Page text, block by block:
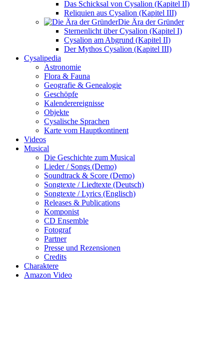
Das Schicksal von Cysalion (Kapitel II)
Reliquien aus Cysalion (Kapitel III)
Die Ära der Gründer
Sternenlicht über Cysalion (Kapitel I)
Cysalion am Abgrund (Kapitel II)
Der Mythos Cysalion (Kapitel III)
Cysalipedia
Astronomie
Flora & Fauna
Geografie & Genealogie
Geschöpfe
Kalenderereignisse
Objekte
Cysalische Sprachen
Karte vom Hauptkontinent
Videos
Musical
Die Geschichte zum Musical
Lieder / Songs (Demo)
Soundtrack & Score (Demo)
Songtexte / Liedtexte (Deutsch)
Songtexte / Lyrics (Englisch)
Releases & Publications
Komponist
CD Ensemble
Fotograf
Partner
Presse und Rezensionen
Credits
Charaktere
Amazon Video